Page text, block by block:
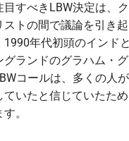
目すべきLBW決定は、
ストの間で議論を引き
1990年代初頭のインド
グランドのグラハム・
コールは、多くの人
ていたと信じていたた
。